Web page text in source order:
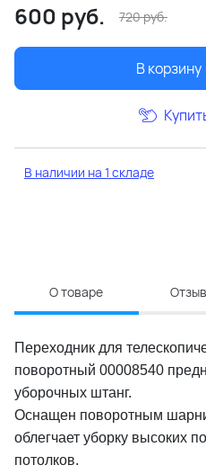
600 руб. 720руб.
В корзину
В наличии на 1 складе
О товаре
Переходник для
поворотный 00008540
уборочных штанг.
Оснащен поворотным
облегчает уборку высоких
потолков.